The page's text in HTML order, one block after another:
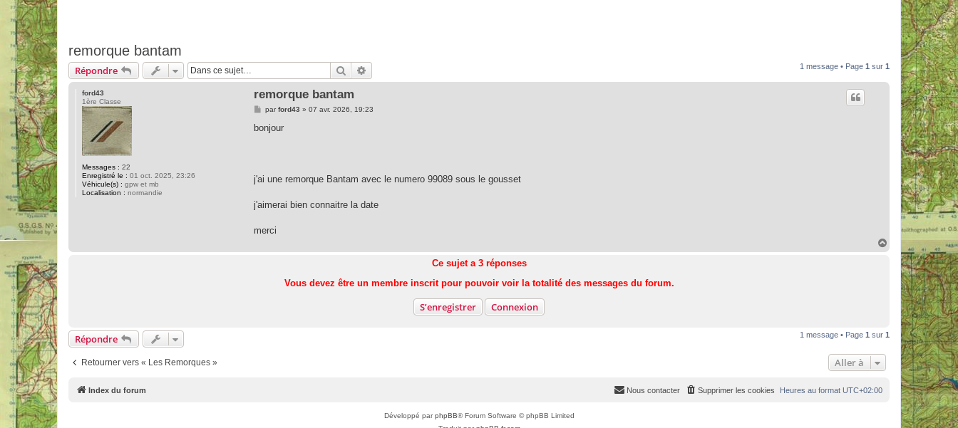
remorque bantam
Répondre Rechercher 1 message • Page 1 sur 1
ford43
1ère Classe
Messages : 22
Enregistré le : 01 oct. 2025, 23:26
Véhicule(s) : gpw et mb
Localisation : normandie
remorque bantam
M
s
parford43 » 07 avr. 2026, 19:23
bonjour
j'ai une remorque Bantam avec le numero 99089 sous le gousset
j'aimerai bien connaitre la date
merci
Ce sujet a 3réponses
Vous devez être un membre inscrit pour pouvoir voir la totalité des messages du forum.
S’enregistrer Connexion
Répondre 1 message • Page 1 sur 1
Retourner vers « Les Remorques » Aller à
Index du forum Heures au format UTC+02:00
Supprimer les cookies
Nous contacter
Développé parphpBB® Forum Software © phpBB Limited